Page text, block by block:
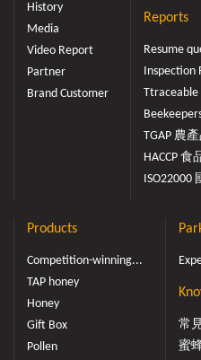
History
Media
Video Report
Partner
Brand Customer
Reports
Resume
Inspection
Ttraceable
TGAP 農
HACCP 食
ISO22000
Products
Competition-winning...
TAP honey
Honey
Gift Box
Pollen
常
蜜